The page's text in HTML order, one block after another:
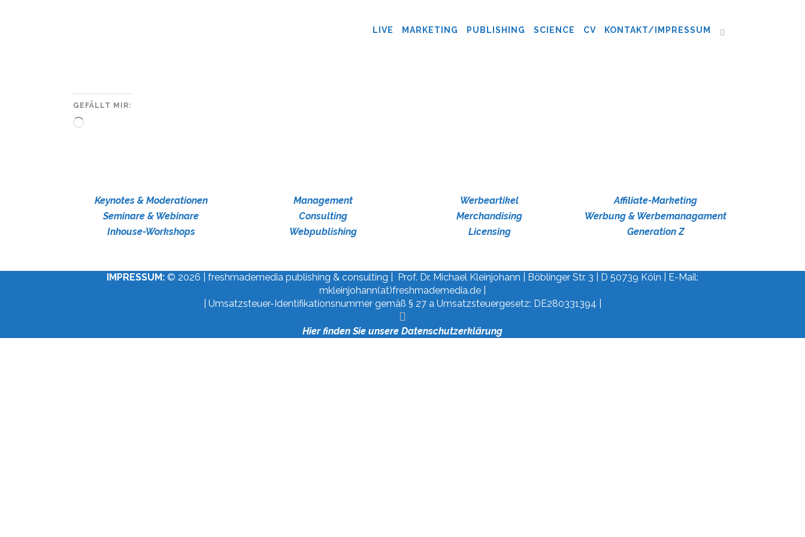
LIVE MARKETING PUBLISHING SCIENCE CV KONTAKT/IMPRESSUM
GEFÄLLT MIR:
Wird
Keynotes & Moderationen
Seminare & Webinare
Inhouse-Workshops
Management
Consulting
Webpublishing
Werbeartikel
Merchandising
Licensing
Affiliate-Marketing
Werbung & Werbemanagament
Generation Z
IMPRESSUM: © 2026 | freshmademedia publishing & consulting | Prof. Dr. Michael Kleinjohann | Böblinger Str. 3 | D 50739 Köln | E-Mail:
mkleinjohann(at)freshmademedia.de |
| Umsatzsteuer-Identifikationsnummer gemäß § 27 a Umsatzsteuergesetz: DE280331394 |
Hier finden Sie unsere Datenschutzerklärung